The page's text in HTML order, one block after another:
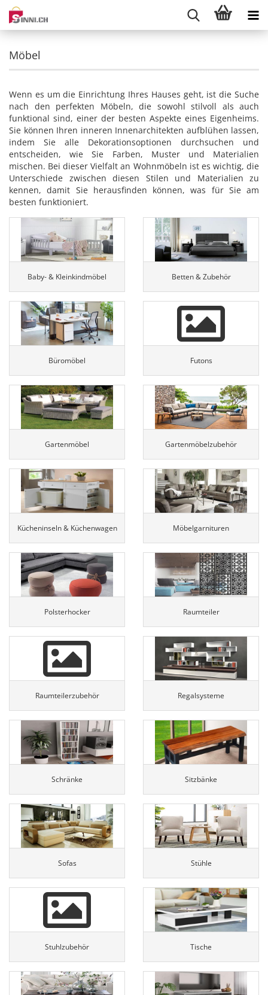
Möbel
Wenn es um die Einrichtung Ihres Hauses geht, ist die Suche
nach den perfekten Möbeln, die sowohl stilvoll als auch
funktional sind, einer der besten Aspekte eines Eigenheims.
Sie können Ihren inneren Innenarchitekten aufblühen lassen,
indem Sie alle Dekorationsoptionen durchsuchen und
entscheiden, wie Sie Farben, Muster und Materialien
mischen. Bei dieser Vielfalt an Wohnmöbeln ist es wichtig, die
Unterschiede zwischen diesen Stilen und Materialien zu
kennen, damit Sie herausfinden können, was für Sie am
besten funktioniert.
Baby- & Kleinkindmöbel Betten & Zubehör
Büromöbel Futons
Gartenmöbel Gartenmöbelzubehör
Kücheninseln & Küchenwagen Möbelgarnituren
Polsterhocker Raumteiler
Raumteilerzubehör Regalsysteme
Schränke Sitzbänke
Sofas Stühle
Stuhlzubehör Tische